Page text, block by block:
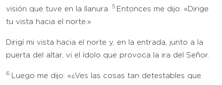
visión que tuve en la llanura.
5 Entonces me dijo: «Dirige
tu vista hacia el norte.»
Dirigí mi vista hacia el norte y, en la entrada, junto a la
puerta del altar, vi el ídolo que provoca la ira del Señor.
6
Luego me dijo: «¿Ves las cosas tan detestables que